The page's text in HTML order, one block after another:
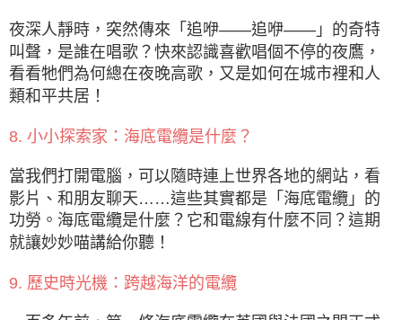
夜深人靜時，突然傳來「追咿——追咿——」的奇特
叫聲，是誰在唱歌？快來認識喜歡唱個不停的夜鷹，
看看牠們為何總在夜晚高歌，又是如何在城市裡和人
類和平共居！
8. 小小探索家：海底電纜是什麼？
當我們打開電腦，可以隨時連上世界各地的網站，看
影片、和朋友聊天……這些其實都是「海底電纜」的
功勞。海底電纜是什麼？它和電線有什麼不同？這期
就讓妙妙喵講給你聽！
9. 歷史時光機：跨越海洋的電纜